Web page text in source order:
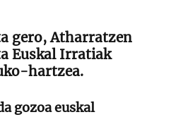
gero, Atharratzen
Euskal Irratiak
hartzea.
gozoa euskal